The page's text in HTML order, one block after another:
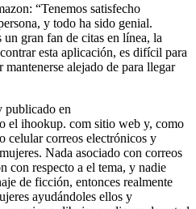
“Tenemos satisfecho
y todo ha sido genial.
gran fan de citas en línea, la
esta aplicación, es difícil para
alejado de para llegar
publicado en
el ihookup. com sitio web y, como
celular correos electrónicos y
Nada asociado con correos
con respecto a el tema, y nadie
de ficción, entonces realmente
ayudándoles ellos y